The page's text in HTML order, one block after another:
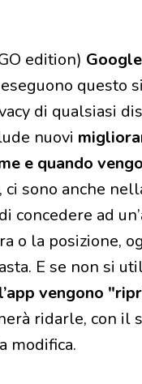
edition)
questo
di qualsiasi
nuovi
e quando
sono anche
concedere ad
o la posizione,
E se non si
vengono
ridarle, con il
modifica.